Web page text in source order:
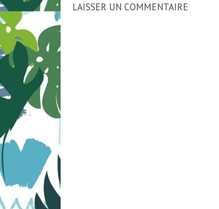
LAISSER UN COMMENTAIRE